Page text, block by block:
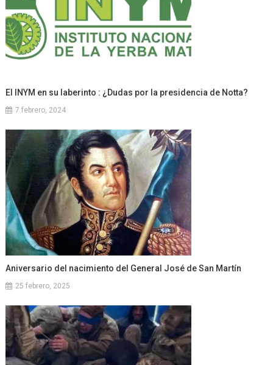
El INYM en su laberinto : ¿Dudas por la presidencia de Notta?
7 febrero, 2024
Aniversario del nacimiento del General José de San Martín
25 febrero, 2025